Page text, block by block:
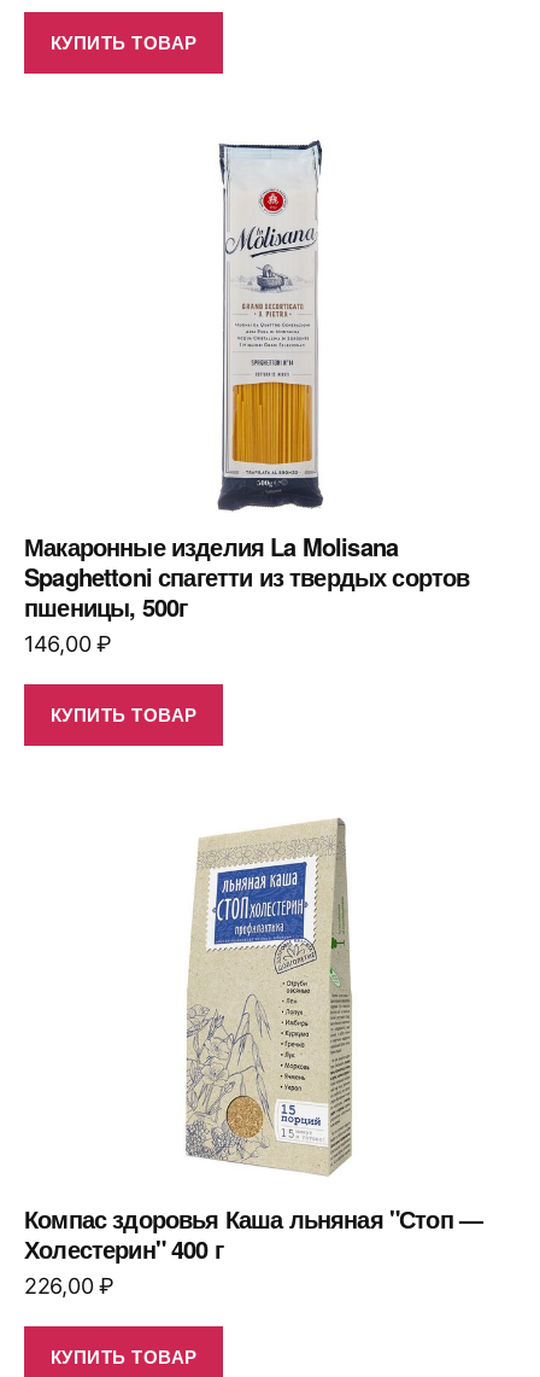
КУПИТЬ ТОВАР
Макаронные изделия La Molisana
Spaghettoni спагетти из твердых сортов
пшеницы, 500г
146,00₽
КУПИТЬ ТОВАР
Компас здоровья Каша льняная "Стоп —
Холестерин" 400 г
226,00₽
КУПИТЬ ТОВАР